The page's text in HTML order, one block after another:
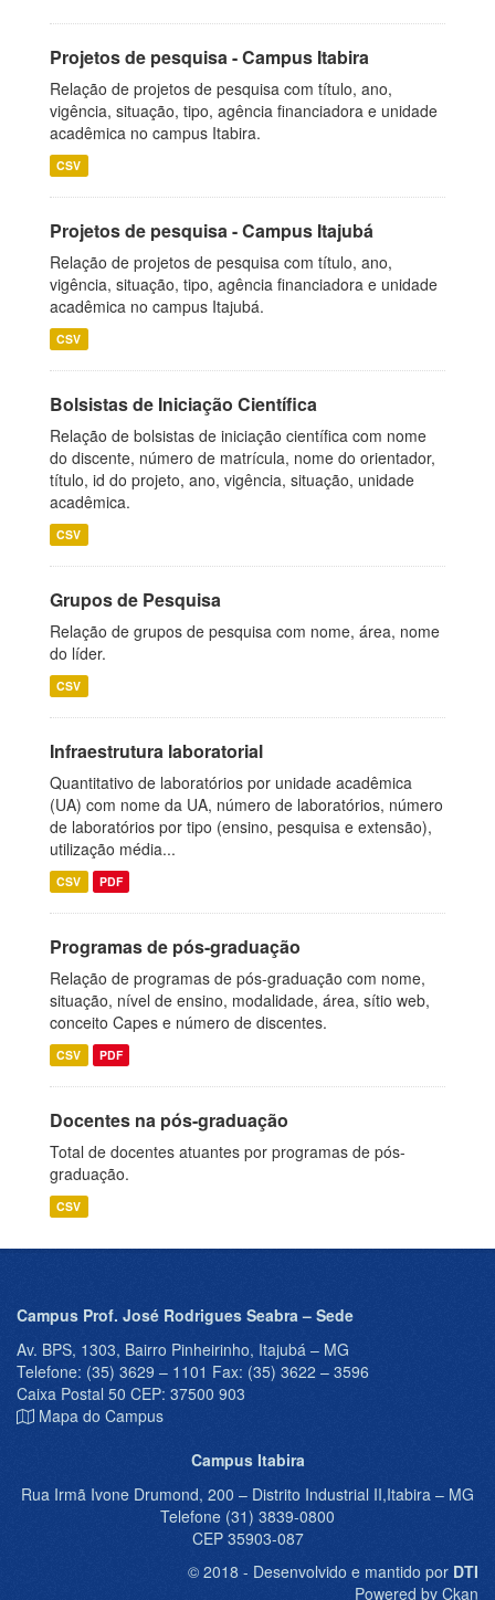
Projetos de pesquisa - Campus Itabira
Relação de projetos de pesquisa com título, ano,
vigência, situação, tipo, agência financiadora e unidade
acadêmica no campus Itabira.
CSV
Projetos de pesquisa - Campus Itajubá
Relação de projetos de pesquisa com título, ano,
vigência, situação, tipo, agência financiadora e unidade
acadêmica no campus Itajubá.
CSV
Bolsistas de Iniciação Científica
Relação de bolsistas de iniciação científica com nome
do discente, número de matrícula, nome do orientador,
título, id do projeto, ano, vigência, situação, unidade
acadêmica.
CSV
Grupos de Pesquisa
Relação de grupos de pesquisa com nome, área, nome
do líder.
CSV
Infraestrutura laboratorial
Quantitativo de laboratórios por unidade acadêmica
(UA) com nome da UA, número de laboratórios, número
de laboratórios por tipo (ensino, pesquisa e extensão),
utilização média...
CSV PDF
Programas de pós-graduação
Relação de programas de pós-graduação com nome,
situação, nível de ensino, modalidade, área, sítio web,
conceito Capes e número de discentes.
CSV PDF
Docentes na pós-graduação
Total de docentes atuantes por programas de pós-
graduação.
CSV
Campus Prof. José Rodrigues Seabra – Sede
Av. BPS, 1303, Bairro Pinheirinho, Itajubá – MG
Telefone: (35) 3629 – 1101 Fax: (35) 3622 – 3596
Caixa Postal 50 CEP: 37500 903
Mapa do Campus
Campus Itabira
Rua Irmã Ivone Drumond, 200 – Distrito Industrial II,Itabira – MG
Telefone (31) 3839-0800
CEP 35903-087
© 2018 - Desenvolvido e mantido por DTI
Powered by Ckan